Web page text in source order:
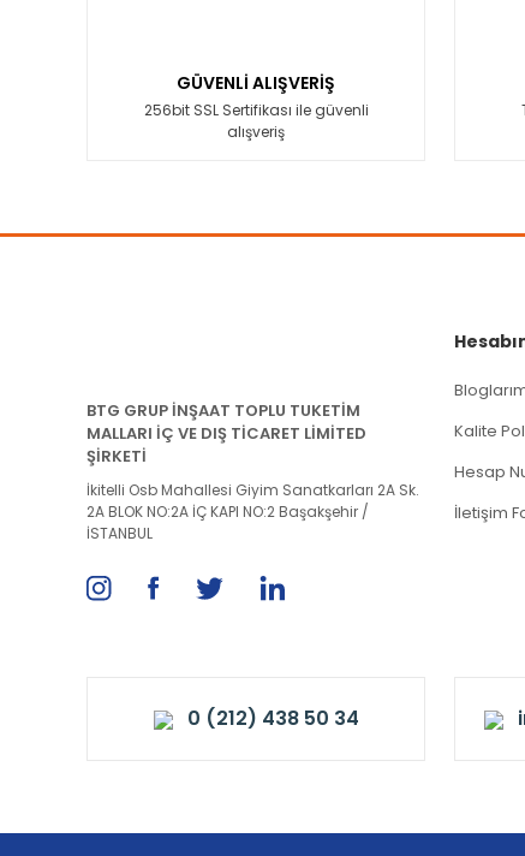
Ürün bilgilerinde hatalar bulunuyor.
Ürün fiyatı diğer sitelerden daha pahalı.
GÜVENLİ ALIŞVERİŞ
256bit SSL Sertifikası ile güvenli
alışveriş
BTG GRUP İNŞAAT TOPLU TUKETİM
MALLARI İÇ VE DIŞ TİCARET LİMİTED
ŞİRKETİ
İkitelli Osb Mahallesi Giyim Sanatkarları 2A Sk.
2A BLOK NO:2A İÇ KAPI NO:2 Başakşehir /
İSTANBUL
Kalite
Hesap
İletişim
0 (212) 438 50 34